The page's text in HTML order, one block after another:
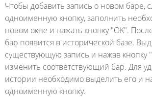
Чтобы добавить запись о новом баре,
одноименную кнопку, заполнить
новом окне и нажать кнопку "OK".
бар появится в исторической базе.
существующую запись и нажав кнопку
изменить соответствующий бар. Для
истории необходимо выделить его и
одноименную кнопку.